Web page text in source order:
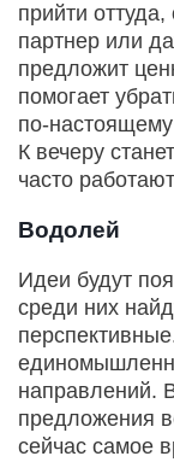
прийти
партнер или
предложит
помогает
К вечеру
часто
Водолей
Идеи будут
среди них
направлений.
предложения
сейчас самое